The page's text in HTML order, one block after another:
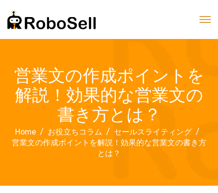
営業文の作成ポイントを
解説！効果的な営業文の
書き方とは？
Home お役立ちコラム
セールスライティング
営業文の作成ポイントを解説！効果的な営業文の書き方
とは？